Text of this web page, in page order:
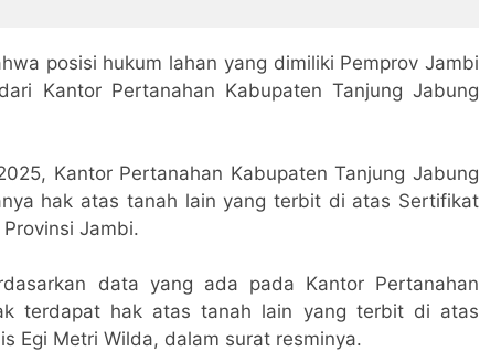
posisi hukum lahan yang dimiliki Pemprov Jambi
Kantor Pertanahan Kabupaten Tanjung Jabung
Kantor Pertanahan Kabupaten Tanjung Jabung
hak atas tanah lain yang terbit di atas Sertifikat
Jambi.
data yang ada pada Kantor Pertanahan
terdapat hak atas tanah lain yang terbit di atas
Egi Metri Wilda, dalam surat resminya.